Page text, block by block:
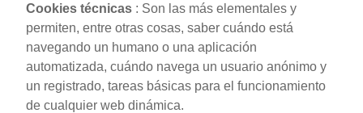
Cookies técnicas : Son las más elementales y
permiten, entre otras cosas, saber cuándo está
navegando un humano o una aplicación
automatizada, cuándo navega un usuario anónimo y
un registrado, tareas básicas para el funcionamiento
de cualquier web dinámica.